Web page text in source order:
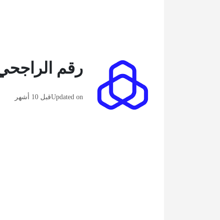
رقم الراجحي ٢٤ ساعة خدمة
Updated onقبل 10 أشهر